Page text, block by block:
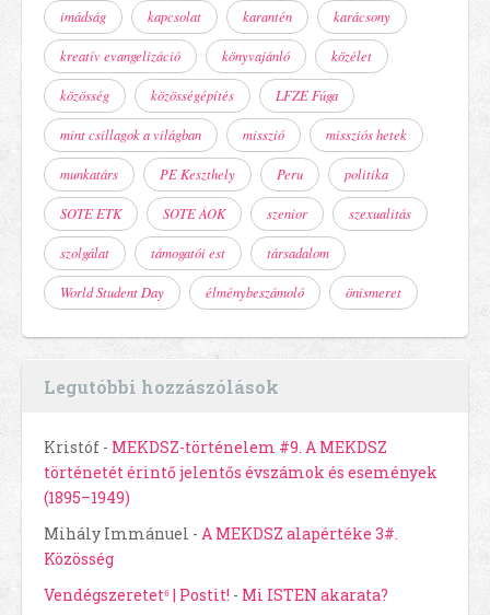
imádság kapcsolat karantén karácsony
kreatív evangelizáció könyvajánló közélet
közösség közösségépítés LFZE Fúga
mint csillagok a világban misszió missziós hetek
munkatárs PE Keszthely Peru politika
SOTE ETK SOTE ÁOK szenior szexualitás
szolgálat támogatói est társadalom
World Student Day élménybeszámoló önismeret
Legutóbbi hozzászólások
Kristóf - MEKDSZ-történelem #9. A MEKDSZ
történetét érintő jelentős évszámok és események
(1895–1949)
Mihály Immánuel - A MEKDSZ alapértéke 3#.
Közösség
Vendégszeretet⁶ | Postit! - Mi ISTEN akarata?